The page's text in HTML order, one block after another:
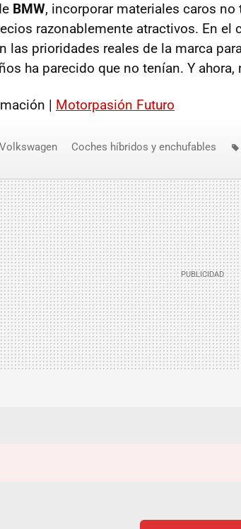
BMW, incorporar materiales caros
razonablemente atractivos. En el
las prioridades reales de la marca
ha parecido que no tenían. Y
| Motorpasión Futuro
Volkswagen Coches híbridos y enchufables